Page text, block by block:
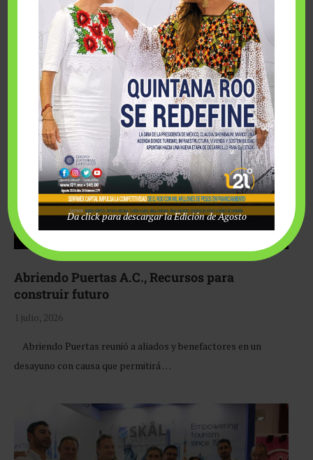
Fairmont Mayakoba y Make-A-Wish México unieron
esfuerzos para hacer realidad el deseo de una …
Abriendo Puertas A.C., Recursos para
construir futuro
1 julio, 2026
Abriendo Puertas reunió a aliados y benefactores en un
desayuno con causa que permitirá …
Da click para descargar la Edición de Agosto